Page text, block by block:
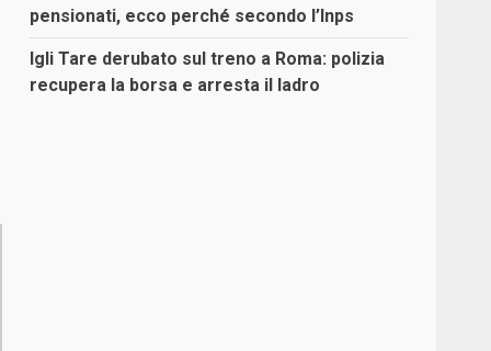
pensionati, ecco perché secondo l’Inps
Igli Tare derubato sul treno a Roma: polizia
recupera la borsa e arresta il ladro